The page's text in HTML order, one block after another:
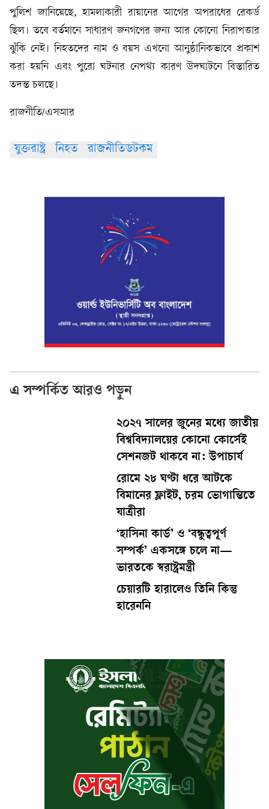
পুলিশ জানিয়েছে, হামলাকারী রায়ানের আগের অপরাধের রেকর্ড
ছিল। তবে বর্তমানে সাধারণ জনগণের জন্য আর কোনো নিরাপত্তার
ঝুঁকি নেই। নিহতদের নাম ও বয়স এখনো আনুষ্ঠানিকভাবে প্রকাশ
করা হয়নি এবং পুরো ঘটনার নেপথ্য কারণ উদঘাটনে বিস্তারিত
তদন্ত চলছে।
রাজনীতি/এসআর
যুক্তরাষ্ট্র নিহত রাজনীতিডটকম
এ সম্পর্কিত আরও পড়ুন
২০২৭ সালের জুনের মধ্যে জাতীয়
বিশ্ববিদ্যালয়ের কোনো কোর্সেই
সেশনজট থাকবে না: উপাচার্য
রোমে ২৮ ঘণ্টা ধরে আটকে
বিমানের ফ্লাইট, চরম ভোগান্তিতে
যাত্রীরা
‘হাসিনা কার্ড’ ও ‘বন্ধুত্বপূর্ণ
সম্পর্ক’ একসঙ্গে চলে না—
ভারতকে স্বরাষ্ট্রমন্ত্রী
চেয়ারটি হারালেও তিনি কিন্তু
হারেননি